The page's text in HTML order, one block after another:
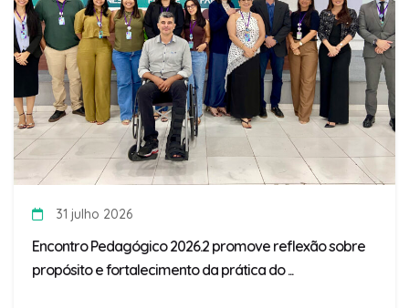
31 julho 2026
Encontro Pedagógico 2026.2 promove reflexão sobre
propósito e fortalecimento da prática do ...